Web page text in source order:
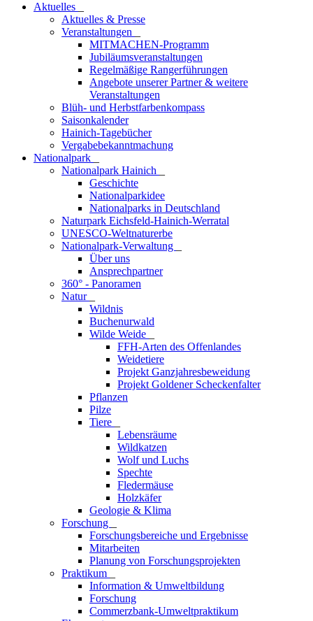
Aktuelles
Aktuelles & Presse
Veranstaltungen
MITMACHEN-Programm
Jubiläumsveranstaltungen
Regelmäßige Rangerführungen
Angebote unserer Partner & weitere
Veranstaltungen
Blüh- und Herbstfarbenkompass
Saisonkalender
Hainich-Tagebücher
Vergabebekanntmachung
National­park
Nationalpark Hainich
Geschichte
Nationalparkidee
Nationalparks in Deutschland
Naturpark Eichsfeld-Hainich-Werratal
UNESCO-Weltnaturerbe
Nationalpark-Verwaltung
Über uns
Ansprechpartner
360° - Panoramen
Natur
Wildnis
Buchenurwald
Wilde Weide
FFH-Arten des Offenlandes
Weidetiere
Projekt Ganzjahresbeweidung
Projekt Goldener Scheckenfalter
Pflanzen
Pilze
Tiere
Lebensräume
Wildkatzen
Wolf und Luchs
Spechte
Fledermäuse
Holzkäfer
Geologie & Klima
Forschung
Forschungsbereiche und Ergebnisse
Mitarbeiten
Planung von Forschungsprojekten
Praktikum
Information & Umweltbildung
Forschung
Commerzbank-Umweltpraktikum